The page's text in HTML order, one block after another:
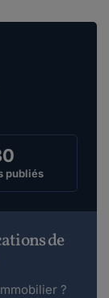
publiés
de
?